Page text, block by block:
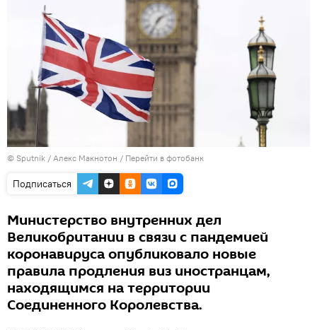
© Sputnik / Алекс Макнотон / Перейти в фотобанк
Подписаться
Министерство внутренних дел
Великобритании в связи с пандемией
коронавируса опубликовало новые
правила продления виз иностранцам,
находящимся на территории
Соединенного Королевства.